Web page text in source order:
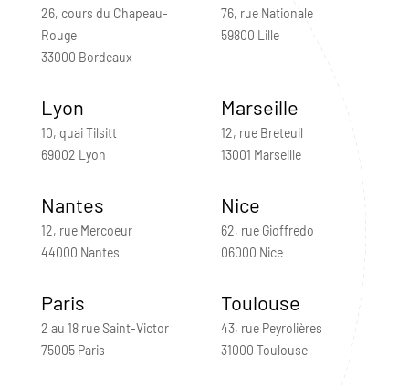
26, cours du Chapeau-
Rouge
33000 Bordeaux
76, rue Nationale
59800 Lille
Lyon
10, quai Tilsitt
69002 Lyon
Marseille
12, rue Breteuil
13001 Marseille
Nantes
12, rue Mercoeur
44000 Nantes
Nice
62, rue Gioffredo
06000 Nice
Paris
2 au 18 rue Saint-Victor
75005 Paris
Toulouse
43, rue Peyrolières
31000 Toulouse